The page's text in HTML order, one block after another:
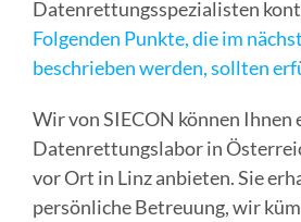
Datenrettungsspezialisten
Folgenden Punkte, die im
beschrieben werden, sollten
Wir von SIECON können Ihnen
Datenrettungslabor in
vor Ort in Linz anbieten. Sie
persönliche Betreuung, wir